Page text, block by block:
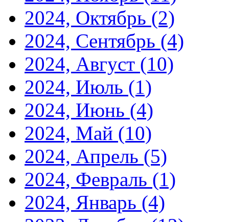
2024, Октябрь (2)
2024, Сентябрь (4)
2024, Август (10)
2024, Июль (1)
2024, Июнь (4)
2024, Май (10)
2024, Апрель (5)
2024, Февраль (1)
2024, Январь (4)